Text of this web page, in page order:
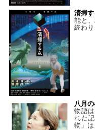
清掃
能と
終わ
八月
物語
れた
物」